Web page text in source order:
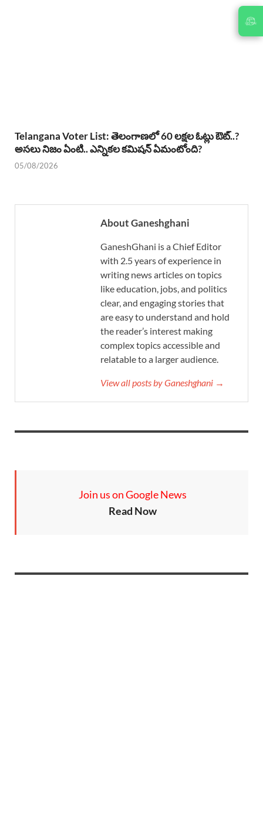
JOIN
US ON
Telangana Voter List: తెలంగాణలో 60 లక్షల ఓట్లు ఔట్..?
అసలు నిజం ఏంటి.. ఎన్నికల కమిషన్ ఏమంటోంది?
05/08/2026
About Ganeshghani
GaneshGhani is a Chief Editor
with 2.5 years of experience in
writing news articles on topics
like education, jobs, and politics
clear, and engaging stories that
are easy to understand and hold
the reader’s interest making
complex topics accessible and
relatable to a larger audience.
View all posts by Ganeshghani →
Join us on Google News
Read Now